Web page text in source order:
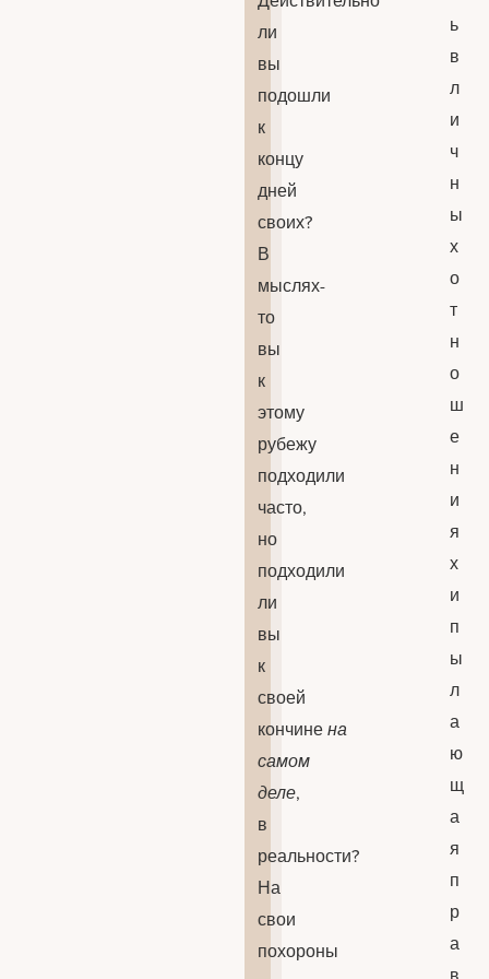
ли
вы
подошли
к
концу
дней
своих?
В
мыслях-
то
вы
к
этому
рубежу
подходили
часто,
но
подходили
ли
вы
к
своей
кончинена
самом
деле,
в
реальности?
На
свои
похороны
ь
в
л
и
ч
н
ы
х
о
т
н
о
ш
е
н
и
я
х
и
п
ы
л
а
ю
щ
а
я
п
р
а